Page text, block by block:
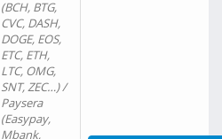
(BCH, BTG,
CVC, DASH,
DOGE, EOS,
ETC, ETH,
LTC, OMG,
SNT, ZEC…) /
Paysera
(Easypay,
Mbank,